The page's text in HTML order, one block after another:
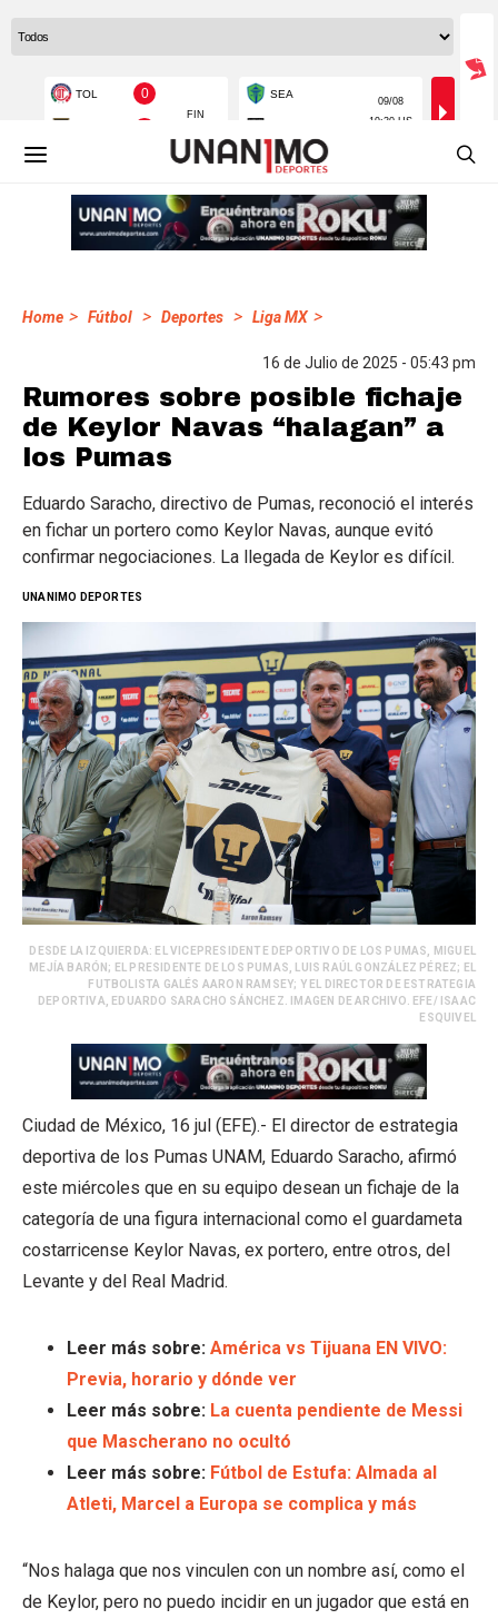
Home > Fútbol > Deportes > Liga MX >
16 de Julio de 2025 - 05:43 pm
Rumores sobre posible fichaje
de Keylor Navas “halagan” a
los Pumas
Eduardo Saracho, directivo de Pumas, reconoció el interés
en fichar un portero como Keylor Navas, aunque evitó
confirmar negociaciones. La llegada de Keylor es difícil.
UNANIMO DEPORTES
DESDE LA IZQUIERDA: EL VICEPRESIDENTE DEPORTIVO DE LOS PUMAS, MIGUEL
MEJÍA BARÓN; EL PRESIDENTE DE LOS PUMAS, LUIS RAÚL GONZÁLEZ PÉREZ; EL
FUTBOLISTA GALÉS AARON RAMSEY; Y EL DIRECTOR DE ESTRATEGIA
DEPORTIVA, EDUARDO SARACHO SÁNCHEZ. IMAGEN DE ARCHIVO. EFE/ ISAAC
ESQUIVEL
Ciudad de México, 16 jul (EFE).- El director de estrategia
deportiva de los Pumas UNAM, Eduardo Saracho, afirmó
este miércoles que en su equipo desean un fichaje de la
categoría de una figura internacional como el guardameta
costarricense Keylor Navas, ex portero, entre otros, del
Levante y del Real Madrid.
Leer más sobre: América vs Tijuana EN VIVO:
Previa, horario y dónde ver
Leer más sobre: La cuenta pendiente de Messi
que Mascherano no ocultó
Leer más sobre: Fútbol de Estufa: Almada al
Atleti, Marcel a Europa se complica y más
“Nos halaga que nos vinculen con un nombre así, como el
de Keylor, pero no puedo incidir en un jugador que está en